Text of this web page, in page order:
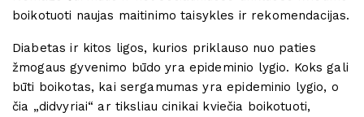
boikotuoti naujas maitinimo taisykles ir rekomendacijas.
Diabetas ir kitos ligos, kurios priklauso nuo paties
žmogaus gyvenimo būdo yra epideminio lygio. Koks gali
būti boikotas, kai sergamumas yra epideminio lygio, o
čia „didvyriai“ ar tiksliau cinikai kviečia boikotuoti,